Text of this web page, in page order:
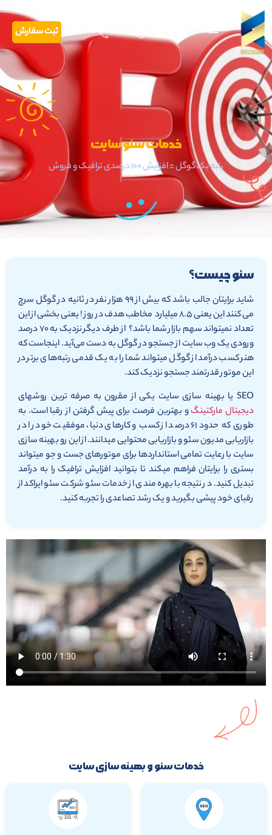
ثبت سفارش
خدمات سئو سایت
رتبه یک گوگل = افزایش ۱۰۰ درصدی ترافیک و فروش
سئو چیست؟
شاید برایتان جالب باشد که بیش از ۹۹ هزار نفر در ثانیه در گوگل سرچ
می کنند این یعنی ۸.۵ میلیارد مخاطب هدف در روز ! یعنی بخشی از این
تعداد نمیتواند سهم بازار شما باشد؟ از طرف دیگر نزدیک به ۷۰ درصد
ورودی یک وب سایت از جستجو در گوگل به دست می‌آید. اینجاست که
هنر کسب درآمد از گوگل میتواند شما را به یک قدمی رتبه‌های برتر در
این موتور قدرتمند جستجو نزدیک کند.
SEO یا بهینه سازی سایت یکی از مقرون به صرفه ترین روشهای
دیجیتال مارکتینگو بهترین فرصت برای پیش گرفتن از رقبا است. به
طوری که حدود ۶۱ درصد از کسب و کارهای دنیا، موفقیت خود را در
بازاریابی مدیون سئو و بازاریابی محتوایی میدانند. از این رو بهینه سازی
سایت با رعایت تمامی استانداردها برای موتورهای جست و جو میتواند
بستری را برایتان فراهم میکند تا بتوانید افزایش ترافیک را به درآمد
تبدیل کنید.در نتیجه با بهره مندی از خدمات سئو شرکت سئو ایراکد از
رقبای خود پیشی بگیرید و یک رشد تصاعدی را تجربه کنید.
خدمات سئو و بهینه سازی سایت